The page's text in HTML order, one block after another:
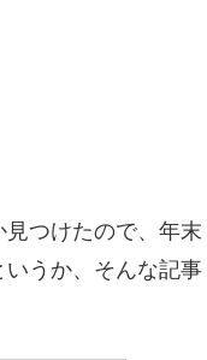
つけたので、年末
うか、そんな記事